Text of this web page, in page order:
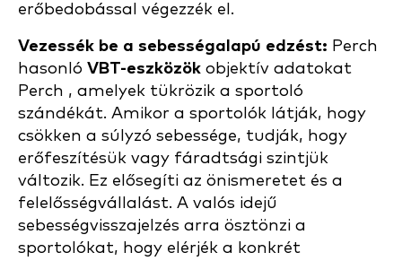
erőbedobással végezzék el.
Vezessék be a sebességalapú edzést: Perch
hasonló VBT-eszközök objektív adatokat
Perch , amelyek tükrözik a sportoló
szándékát. Amikor a sportolók látják, hogy
csökken a súlyzó sebessége, tudják, hogy
erőfeszítésük vagy fáradtsági szintjük
változik. Ez elősegíti az önismeretet és a
felelősségvállalást. A valós idejű
sebességvisszajelzés arra ösztönzi a
sportolókat, hogy elérjék a konkrét